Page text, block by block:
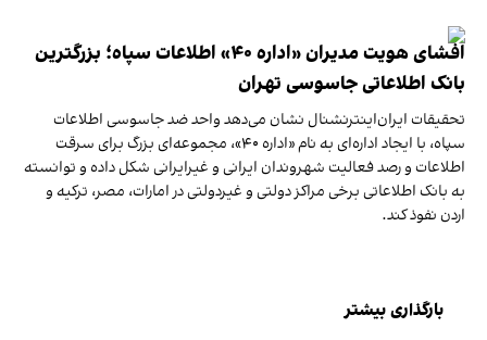
افشای هویت مدیران «اداره ۴۰» اطلاعات سپاه؛ بزرگترین
بانک اطلاعاتی جاسوسی تهران
تحقیقات ایران‌اینترنشنال نشان می‌دهد واحد ضد جاسوسی اطلاعات
سپاه، با ایجاد اداره‌ای به نام «اداره ۴۰»، مجموعه‌ای بزرگ برای سرقت
اطلاعات و رصد فعالیت شهروندان ایرانی و غیرایرانی شکل داده و توانسته
به بانک اطلاعاتی برخی مراکز دولتی و غیردولتی در امارات، مصر، ترکیه و
اردن نفوذ کند.
بارگذاری بیشتر